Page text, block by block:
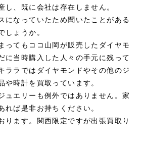
し、既に会社は存在しません。
になっていたため聞いたことがある
しょうか。
ってもココ山岡が販売したダイヤモ
に当時購入した人々の手元に残って
ララではダイヤモンドやその他のジ
や時計を買取っています。
ュエリーも例外ではありません。家
れば是非お持ちください。
ります。関西限定ですが出張買取り